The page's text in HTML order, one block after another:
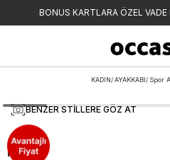
BONUS KARTLARA ÖZEL
KADIN/ AYAKKABI/ Spor
BENZER STILLERE GÖZ AT
Puma